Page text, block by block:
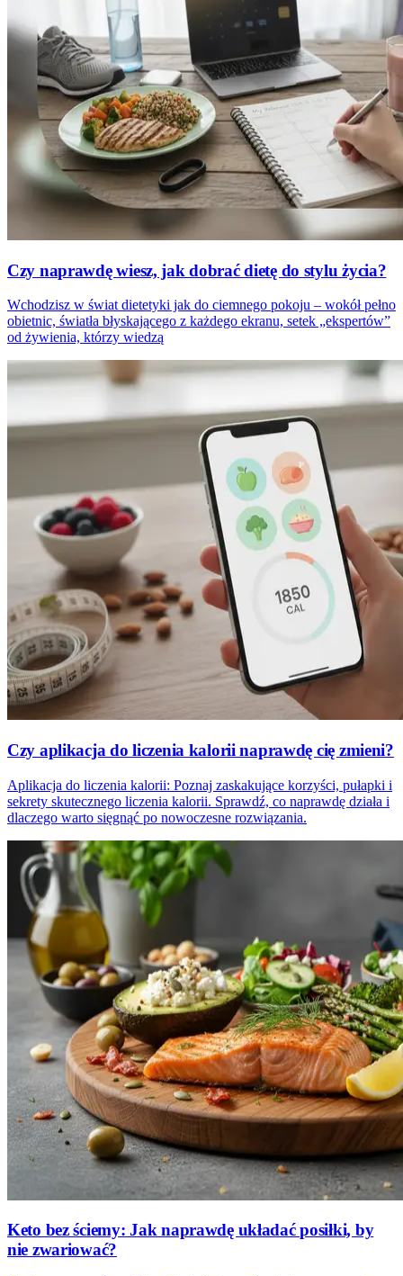
Czy naprawdę wiesz, jak dobrać dietę do stylu życia?
Wchodzisz w świat dietetyki jak do ciemnego pokoju – wokół pełno
obietnic, światła błyskającego z każdego ekranu, setek „ekspertów”
od żywienia, którzy wiedzą
Czy aplikacja do liczenia kalorii naprawdę cię zmieni?
Aplikacja do liczenia kalorii: Poznaj zaskakujące korzyści, pułapki i
sekrety skutecznego liczenia kalorii. Sprawdź, co naprawdę działa i
dlaczego warto sięgnąć po nowoczesne rozwiązania.
Keto bez ściemy: Jak naprawdę układać posiłki, by
nie zwariować?